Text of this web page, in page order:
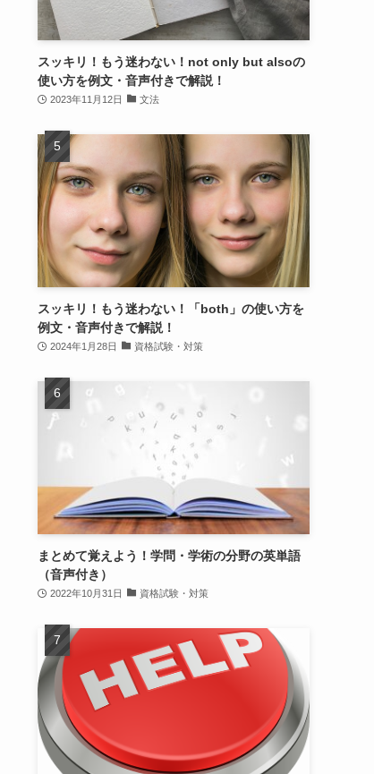
スッキリ！もう迷わない！not only but alsoの
使い方を例文・音声付きで解説！
2023年11月12日 文法
スッキリ！もう迷わない！「both」の使い方を
例文・音声付きで解説！
2024年1月28日 資格試験・対策
まとめて覚えよう！学問・学術の分野の英単語
（音声付き）
2022年10月31日 資格試験・対策